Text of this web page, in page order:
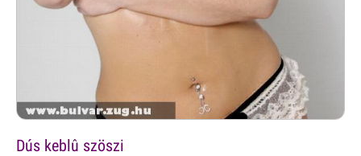
Dús keblû szöszi